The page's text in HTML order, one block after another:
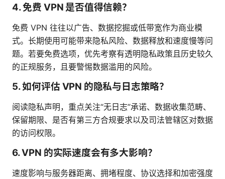
4. 免费 VPN 是否值得信赖？
免费 VPN 往往以广告、数据挖掘或低带宽作为商业模
式。长期使用可能带来隐私风险、数据释放和速度慢等问
题。若要免费选项，优先考察有透明隐私政策且历史较久
的正规服务，且要警惕数据滥用的风险。
5. 如何评估 VPN 的隐私与日志策略？
阅读隐私声明，重点关注“无日志”承诺、数据收集范畴、
保留期限、是否有第三方合规要求以及司法管辖区对数据
的访问权限。
6. VPN 的实际速度会有多大影响？
速度影响与服务器距离、拥堵程度、协议选择和加密强度